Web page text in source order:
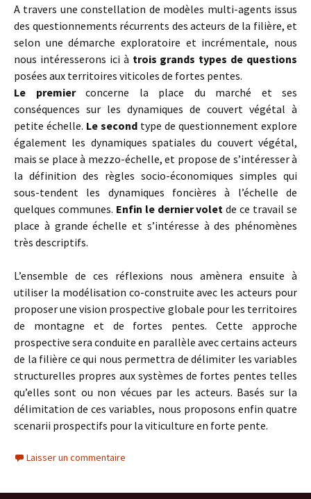
A travers une constellation de modèles multi-agents issus
des questionnements récurrents des acteurs de la filière, et
selon une démarche exploratoire et incrémentale, nous
nous intéresserons ici à trois grands types de questions
posées aux territoires viticoles de fortes pentes.
Le premierconcerne la place du marché et ses
conséquences sur les dynamiques de couvert végétal à
petite échelle. Le second type de questionnement explore
également les dynamiques spatiales du couvert végétal,
mais se place à mezzo-échelle, et propose de s’intéresser à
la définition des règles socio-économiques simples qui
sous-tendent les dynamiques foncières à l’échelle de
quelques communes. Enfin le dernier volet de ce travail se
place à grande échelle et s’intéresse à des phénomènes
très descriptifs.
L’ensemble de ces réflexions nous amènera ensuite à
utiliser la modélisation co-construite avec les acteurs pour
proposer une vision prospective globale pour les territoires
de montagne et de fortes pentes. Cette approche
prospective sera conduite en parallèle avec certains acteurs
de la filière ce qui nous permettra de délimiter les variables
structurelles propres aux systèmes de fortes pentes telles
qu’elles sont ou non vécues par les acteurs. Basés sur la
délimitation de ces variables, nous proposons enfin quatre
scenarii prospectifs pour la viticulture en forte pente.
Laisser un commentaire